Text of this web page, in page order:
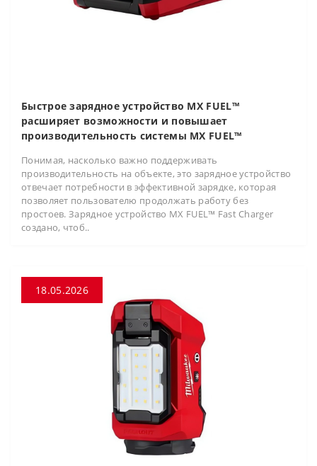
Быстрое зарядное устройство MX FUEL™
расширяет возможности и повышает
производительность системы MX FUEL™
Понимая, насколько важно поддерживать
производительность на объекте, это зарядное устройство
отвечает потребности в эффективной зарядке, которая
позволяет пользователю продолжать работу без
простоев. Зарядное устройство MX FUEL™ Fast Charger
создано, чтоб..
18.05.2026